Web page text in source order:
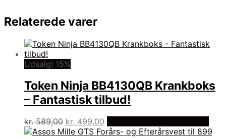
Relaterede varer
Udsalg! 15%
Token Ninja BB4130QB Krankboks
– Fantastisk tilbud!
kr.589,00 Den
oprindelige
kr. 499,00
aktuelle